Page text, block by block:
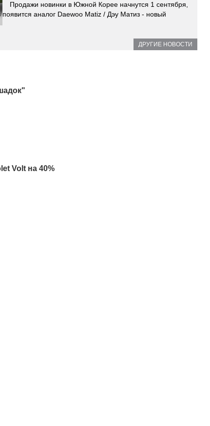
Продажи новинки в Южной Корее начнутся 1 сентября,
аналог Daewoo Matiz / Дэу Матиз - новый
ДРУГИЕ НОВОСТИ
Volt на 40%